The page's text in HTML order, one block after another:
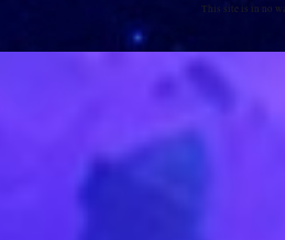
This site is in no